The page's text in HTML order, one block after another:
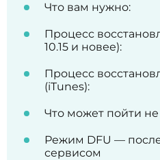
Что вам нужно:
Процесс
10.15 и новее):
Процесс
(iTunes):
Что может пойти не
Режим DFU —
сервисом